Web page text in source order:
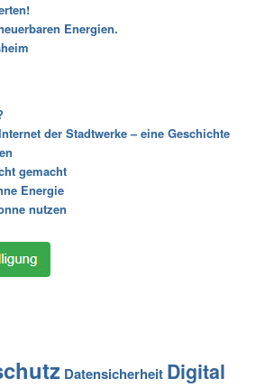
Energien.
der Stadtwerke – eine Geschichte
gemacht
Energie
nutzen
Datensicherheit Digital